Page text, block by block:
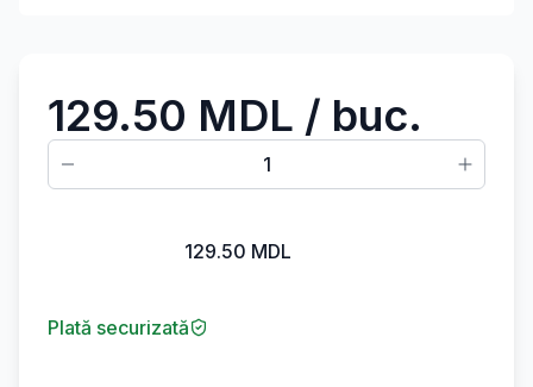
129.50 MDL / buc.
1
129.50 MDL
Plată securizată